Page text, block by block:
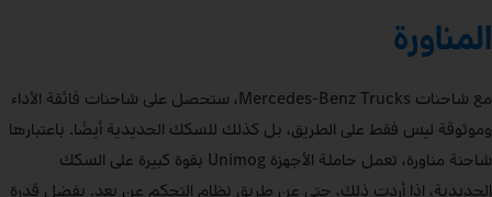
المناورة
مع شاحنات Mercedes‑Benz Trucks، ستحصل على شاحنات فائقة الأداء
وموثوقة ليس فقط على الطريق، بل كذلك للسكك الحديدية أيضًا. باعتبارها
شاحنة مناورة، تعمل حاملة الأجهزة Unimog بقوة كبيرة على السكك
الحديدية، إذا أردت ذلك، حتى عن طريق نظام التحكم عن بعد. بفضل قدرة